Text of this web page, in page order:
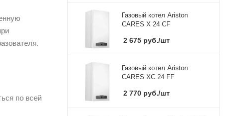
по всей
Газовый котел Ariston
CARES X 24 CF
2 675 руб./шт
Газовый котел Ariston
CARES XC 24 FF
2 770 руб./шт